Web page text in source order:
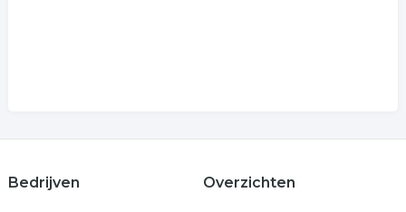
Bedrijven Overzichten